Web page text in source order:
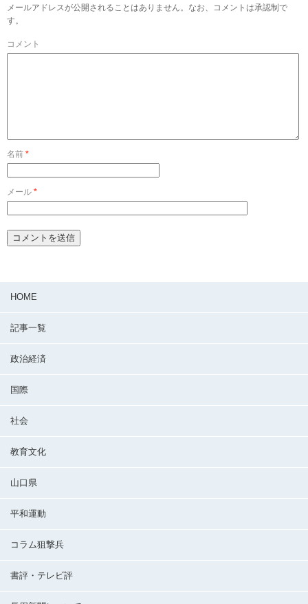
メールアドレスが公開されることはありません。なお、コメントは承認制で
す。
コメント
名前 *
メール *
HOME
記事一覧
政治経済
国際
社会
教育文化
山口県
平和運動
コラム狙撃兵
書評・テレビ評